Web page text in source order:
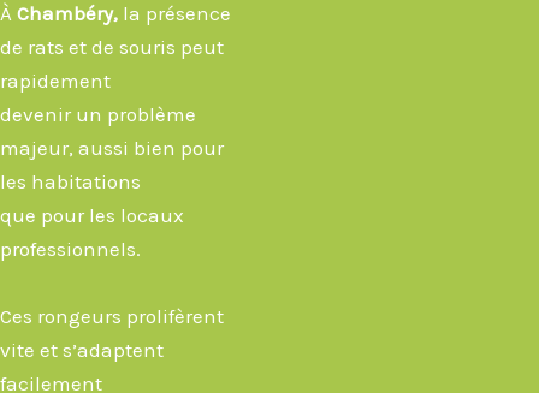
À Chambéry, la présence
de rats et de souris peut
rapidement
devenir un problème
majeur, aussi bien pour
les habitations
que pour les locaux
professionnels.
Ces rongeurs prolifèrent
vite et s’adaptent
facilement